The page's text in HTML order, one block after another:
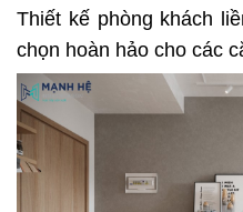
Thiết kế phòng khách
chọn hoàn hảo cho các